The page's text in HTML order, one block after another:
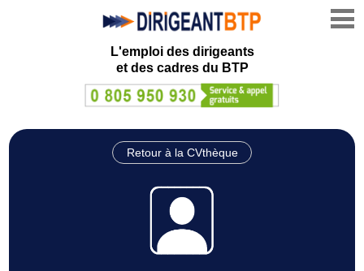
L'emploi des dirigeants
et des cadres du BTP
Retour à la CVthèque